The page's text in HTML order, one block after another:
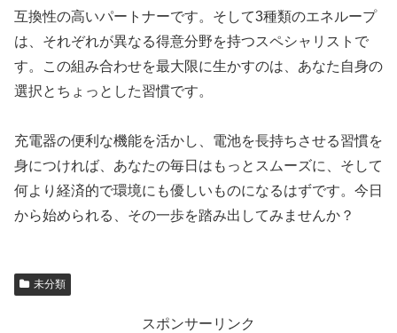
互換性の高いパートナーです。そして3種類のエネループ
は、それぞれが異なる得意分野を持つスペシャリストで
す。この組み合わせを最大限に生かすのは、あなた自身の
選択とちょっとした習慣です。
充電器の便利な機能を活かし、電池を長持ちさせる習慣を
身につければ、あなたの毎日はもっとスムーズに、そして
何より経済的で環境にも優しいものになるはずです。今日
から始められる、その一歩を踏み出してみませんか？
未分類
スポンサーリンク